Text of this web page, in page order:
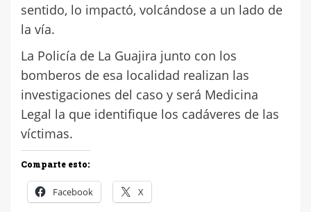
sentido, lo impactó, volcándose a un lado de
la vía.
La Policía de La Guajira junto con los
bomberos de esa localidad realizan las
investigaciones del caso y será Medicina
Legal la que identifique los cadáveres de las
víctimas.
Comparte esto:
Facebook X